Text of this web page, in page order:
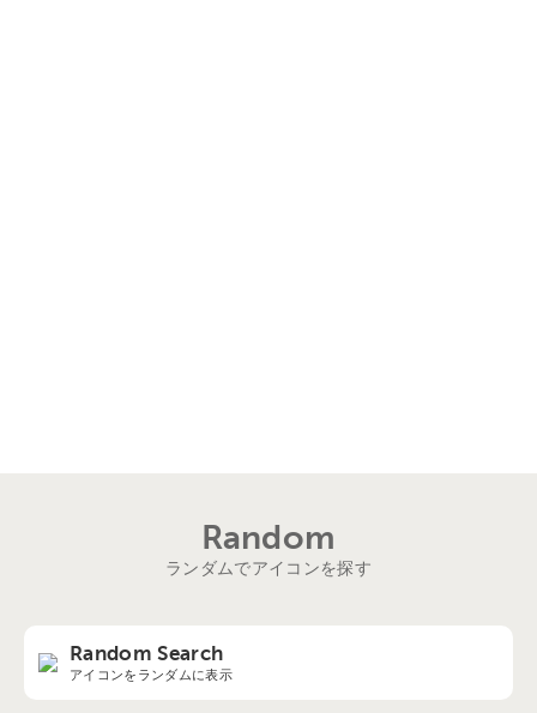
Random
ランダムでアイコンを探す
Random Search
アイコンをランダムに表示